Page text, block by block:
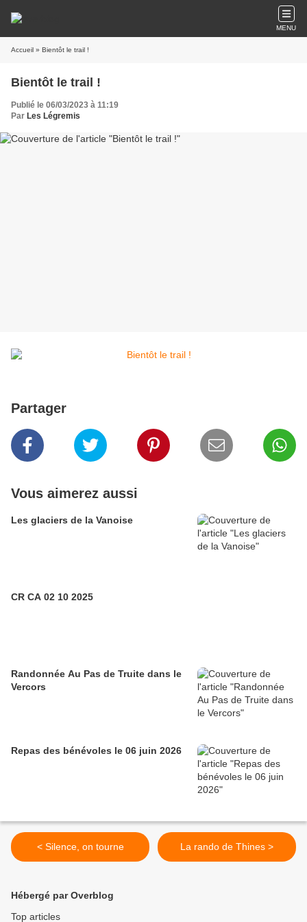
MENU
Accueil » Bientôt le trail !
Bientôt le trail !
Publié le 06/03/2023 à 11:19
Par Les Légremis
Partager
Vous aimerez aussi
Les glaciers de la Vanoise
CR CA 02 10 2025
Randonnée Au Pas de Truite dans le
Vercors
Repas des bénévoles le 06 juin 2026
< Silence, on tourne La rando de Thines >
Hébergé par Overblog
Top articles